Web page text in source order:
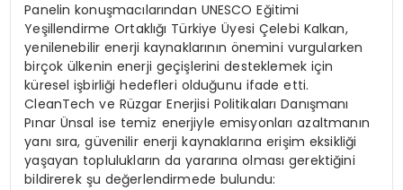
Panelin konuşmacılarından UNESCO Eğitimi
Yeşillendirme Ortaklığı Türkiye Üyesi Çelebi Kalkan,
yenilenebilir enerji kaynaklarının önemini vurgularken
birçok ülkenin enerji geçişlerini desteklemek için
küresel işbirliği hedefleri olduğunu ifade etti.
CleanTech ve Rüzgar Enerjisi Politikaları Danışmanı
Pınar Ünsal ise temiz enerjiyle emisyonları azaltmanın
yanı sıra, güvenilir enerji kaynaklarına erişim eksikliği
yaşayan toplulukların da yararına olması gerektiğini
bildirerek şu değerlendirmede bulundu: